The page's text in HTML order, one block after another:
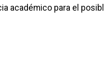
académico para el